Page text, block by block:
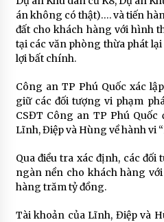
án không có thật)…. và tiến
đất cho khách hàng với hình
tại các văn phòng thừa phát
lợi bất chính.
Công an TP Phú Quốc xác
giữ các đối tượng vi phạm
CSĐT Công an TP Phú
Lĩnh, Điệp và Hùng về hành vi
Qua điều tra xác định, các
ngàn nền cho khách hàng
hàng trăm tỷ đồng.
Tài khoản của Lĩnh, Điệp và